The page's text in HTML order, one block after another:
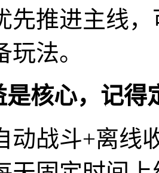
先推进主线
法。
是核心，记得
动战斗+离线